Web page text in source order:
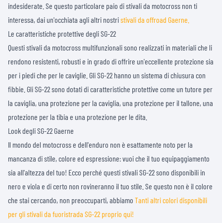
indesiderate. Se questo particolare paio di stivali da motocross non ti
interessa, dai un'occhiata agli altri nostristivali da offroad Gaerne.
Le caratteristiche protettive degli SG-22
Questi stivali da motocross multifunzionali sono realizzati in materiali che li
rendono resistenti, robusti e in grado di offrire un'eccellente protezione sia
per i piedi che per le caviglie. Gli SG-22 hanno un sistema di chiusura con
fibbie. Gli SG-22 sono dotati di caratteristiche protettive come un tutore per
la caviglia, una protezione per la caviglia, una protezione per il tallone, una
protezione per la tibia e una protezione per le dita.
Look degli SG-22 Gaerne
Il mondo del motocross e dell'enduro non è esattamente noto per la
mancanza di stile, colore ed espressione: vuoi che il tuo equipaggiamento
sia all'altezza del tuo! Ecco perché questi stivali SG-22 sono disponibili in
nero e viola e di certo non rovineranno il tuo stile. Se questo non è il colore
che stai cercando, non preoccuparti, abbiamo Tanti altri colori disponibili
per gli stivali da fuoristrada SG-22 proprio qui!